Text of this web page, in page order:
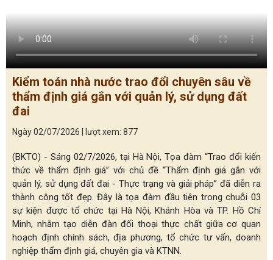
Kiểm toán nhà nước trao đổi chuyên sâu về
thẩm định giá gắn với quản lý, sử dụng đất
đai
Ngày 02/07/2026 | lượt xem: 877
(BKTO) - Sáng 02/7/2026, tại Hà Nội, Tọa đàm “Trao đổi kiến
thức về thẩm định giá” với chủ đề “Thẩm định giá gắn với
quản lý, sử dụng đất đai - Thực trạng và giải pháp” đã diễn ra
thành công tốt đẹp. Đây là tọa đàm đầu tiên trong chuỗi 03
sự kiện được tổ chức tại Hà Nội, Khánh Hòa và TP. Hồ Chí
Minh, nhằm tạo diễn đàn đối thoại thực chất giữa cơ quan
hoạch định chính sách, địa phương, tổ chức tư vấn, doanh
nghiệp thẩm định giá, chuyên gia và KTNN.